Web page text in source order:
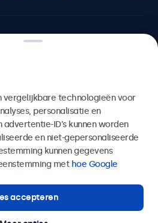
Amsterdam, Nederland
door 5000+ bedrijven
vergelijkbare technologieën voor
personalisatie en
ID’s kunnen worden
en niet-gepersonaliseerde
kunnen gegevens
met hoe Google
accepteren